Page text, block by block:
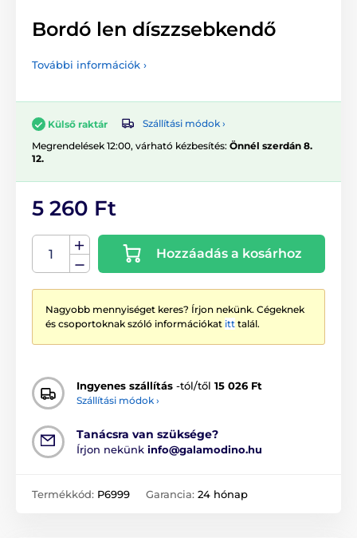
Bordó len díszzsebkendő
További információk ›
Külső raktár
Szállítási módok ›
Megrendelések 12:00, várható kézbesítés: Önnél szerdán 8.
12.
5 260 Ft
Hozzáadás a kosárhoz
Nagyobb mennyiséget keres? Írjon nekünk. Cégeknek
és csoportoknak szóló információkat itt talál.
Ingyenes szállítás -tól/től 15 026 Ft
Szállítási módok ›
Tanácsra van szüksége?
Írjon nekünk info@galamodino.hu
Termékkód: P6999 Garancia: 24 hónap